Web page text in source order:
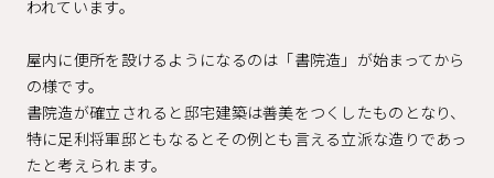
われています。
屋内に便所を設けるようになるのは「書院造」が始まってから
の様です。
書院造が確立されると邸宅建築は善美をつくしたものとなり、
特に足利将軍邸ともなるとその例とも言える立派な造りであっ
たと考えられます。